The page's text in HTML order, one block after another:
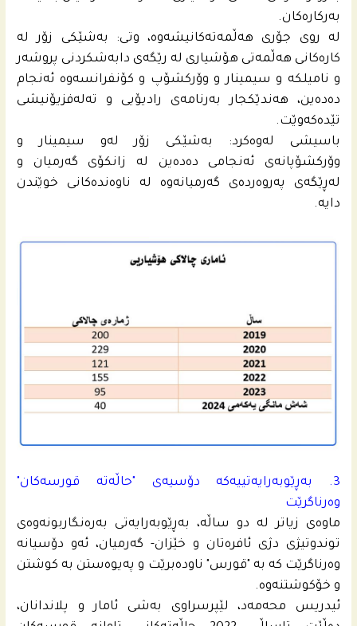
بەرکارەکان.
له‌ روى جۆری هه‌ڵمه‌ته‌كانیشه‌وه‌، وتى: بەشێکی زۆر لە
کارەکانی هەڵمەتی هۆشیاری لە رێگەى دابەشکردنی پروشەر
و نامیلکە و سیمینار و وۆرکشۆپ و کۆنفرانسەوە ئەنجام
دەدەین، هەندێکجار بەرنامەی رادیۆیی و تەلەفزیۆنیشی
تێدەکەوێت.
باسیشی لەوەکرد: بەشێکی زۆر لەو سیمينار و
وۆرکشۆپانەی ئەنجامی دەدەین لە زانکۆی گەرمیان و
لەڕێگەی پەروەردەی گەرمیانه‌وه‌ لە ناوەندەکانی خوێندن
دایە.
3. به‌ڕێوبه‌رایه‌تییه‌كه‌ دۆسیه‌ى "حاڵه‌ته‌ قورسه‌كان"
وه‌رناگرێت
ماوه‌ى زیاتر له‌ دو ساڵه‌، به‌ڕێوبه‌رایه‌تى به‌ره‌نگاربونه‌وه‌ى
توندوتیژی دژى ئافره‌تان و خێزان- گه‌رمیان، ئه‌و دۆسیانه‌
وه‌رناگرێت كه‌ به‌ "قورس" ناوده‌برێت و په‌یوه‌ستن به‌ كوشتن
و خۆكوشتنه‌وه‌.
ئیدریس محه‌مه‌د، لێپرسراوی بەشی ئامار و پلاندانان،